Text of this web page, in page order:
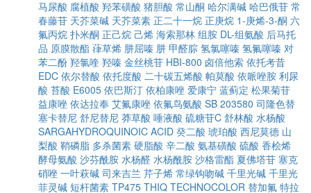
马尿酸 腐植酸 羟苯磺酸 猪胆酸 常山酮 哈尔满碱 哈巴俄苷 常
春藤苷 天芥菜碱 天芥菜素 正二十一烷 正庚烷 1-庚烯-3-酮 六
氟丙烷 扑米酮 正己烷 己烯 海索那林 组胺 DL-组氨酸 后马托
品 原膜散酯 葎草烯 肼屈嗪 肼 甲醛腙 氢氯噻嗪 氢氟噻嗪 对
苯二酚 羟氯喹 羟嗪 金丝桃苷 HBI-800 卤倍他索 依托考昔
EDC 依尔替酸 依托度酸 二十碳五烯酸 帕莫酸 依哌唑胺 利尿
酸 苔酸 E6005 依巴斯汀 依柏康唑 爱康宁 蓝蓟定 松果菊苷
益康唑 依达拉奉 艾氟康唑 依氟鸟氨酸 SB 203580 司隆色替
塞卡替尼 舒尼替尼 莽草酸 唾液酸 硫糖苷C 舒林酸 水杨酸
SARGAHYDROQUINOIC ACID 癸二酸 琥珀酸 西尼莫德 山
梨酸 鞘磷脂 多杀菌素 硬脂酸 辛二酸 氨基磺酸 硫酸 香桧烯
酵母氨酸 沙芬酰胺 水杨醛 水杨酰胺 沙格雷酯 夏佛塔苷 塞克
硝唑 一叶萩碱 司来吉兰 芹子烯 常绿钩吻碱 千里光碱 千里光
菲灵碱 短杆菌素 TP475 THIQ TECHNOCOLOR 替加氟 特拉